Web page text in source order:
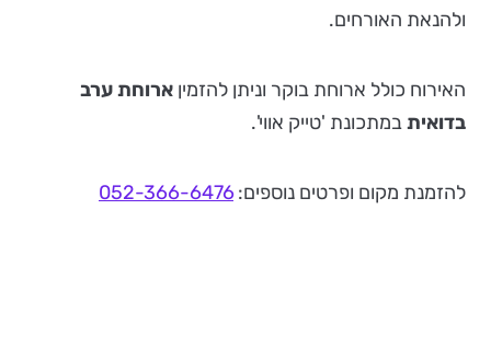
ולהנאת האורחים.
האירוח כולל ארוחת בוקר וניתן להזמין ארוחת ערב
בדואיתבמתכונת 'טייק אווי'.
להזמנת מקום ופרטים נוספים:052-366-6476